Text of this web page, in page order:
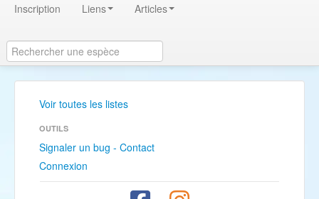
Inscription Liens Articles
Voir toutes les listes
OUTILS
Signaler un bug - Contact
Connexion